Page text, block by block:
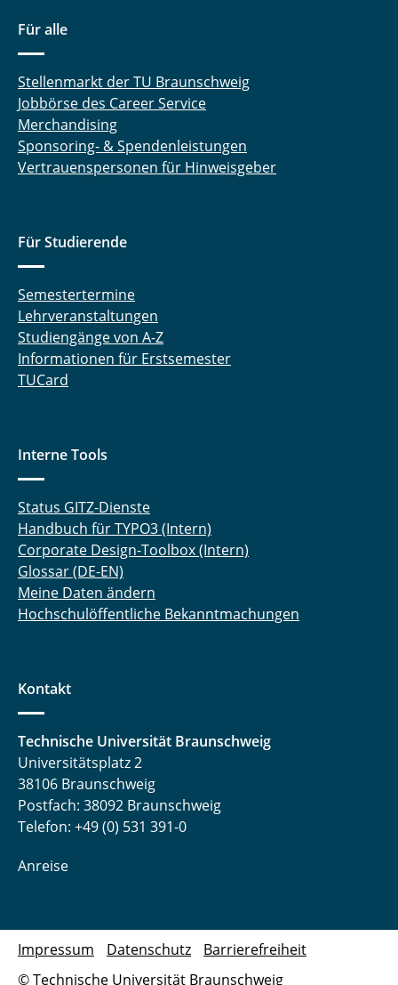
Für alle
Stellenmarkt der TU Braunschweig
Jobbörse des Career Service
Merchandising
Sponsoring- & Spendenleistungen
Vertrauenspersonen für Hinweisgeber
Für Studierende
Semestertermine
Lehrveranstaltungen
Studiengänge von A-Z
Informationen für Erstsemester
TUCard
Interne Tools
Status GITZ-Dienste
Handbuch für TYPO3 (Intern)
Corporate Design-Toolbox (Intern)
Glossar (DE-EN)
Meine Daten ändern
Hochschulöffentliche Bekanntmachungen
Kontakt
Technische Universität Braunschweig
Universitätsplatz 2
38106 Braunschweig
Postfach: 38092 Braunschweig
Telefon: +49 (0) 531 391-0
Anreise
© Technische Universität Braunschweig
Impressum Datenschutz Barrierefreiheit